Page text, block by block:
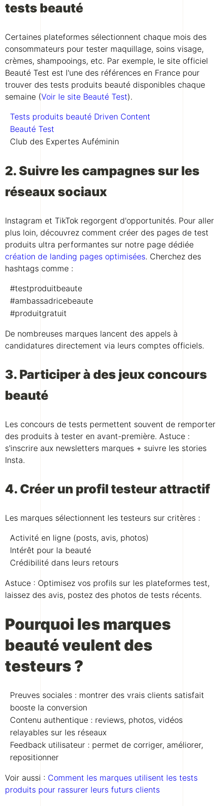
tests beauté
Certaines plateformes sélectionnent chaque mois des
consommateurs pour tester maquillage, soins visage,
crèmes, shampooings, etc. Par exemple, le site officiel
Beauté Test est l'une des références en France pour
trouver des tests produits beauté disponibles chaque
semaine (Voir le site Beauté Test).
Tests produits beauté Driven Content
Beauté Test
Club des Expertes Auféminin
2. Suivre les campagnes sur les
réseaux sociaux
Instagram et TikTok regorgent d'opportunités. Pour aller
plus loin, découvrez comment créer des pages de test
produits ultra performantes sur notre page dédiée
création de landing pages optimisées. Cherchez des
hashtags comme :
#testproduitbeaute
#ambassadricebeaute
#produitgratuit
De nombreuses marques lancent des appels à
candidatures directement via leurs comptes officiels.
3. Participer à des jeux concours
beauté
Les concours de tests permettent souvent de remporter
des produits à tester en avant-première. Astuce :
s'inscrire aux newsletters marques + suivre les stories
Insta.
4. Créer un profil testeur attractif
Les marques sélectionnent les testeurs sur critères :
Activité en ligne (posts, avis, photos)
Intérêt pour la beauté
Crédibilité dans leurs retours
Astuce : Optimisez vos profils sur les plateformes test,
laissez des avis, postez des photos de tests récents.
Pourquoi les marques
beauté veulent des
testeurs ?
Preuves sociales : montrer des vrais clients satisfait
booste la conversion
Contenu authentique : reviews, photos, vidéos
relayables sur les réseaux
Feedback utilisateur : permet de corriger, améliorer,
repositionner
Voir aussi : Comment les marques utilisent les tests
produits pour rassurer leurs futurs clients